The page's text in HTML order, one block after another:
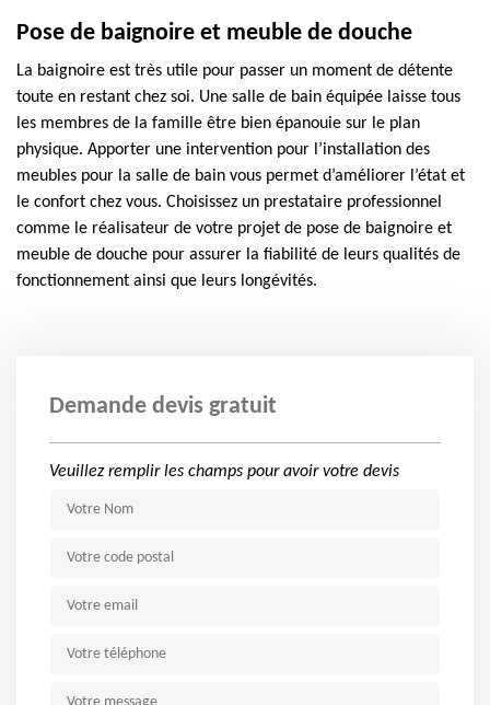
Pose de baignoire et meuble de douche
La baignoire est très utile pour passer un moment de détente
toute en restant chez soi. Une salle de bain équipée laisse tous
les membres de la famille être bien épanouie sur le plan
physique. Apporter une intervention pour l’installation des
meubles pour la salle de bain vous permet d’améliorer l’état et
le confort chez vous. Choisissez un prestataire professionnel
comme le réalisateur de votre projet de pose de baignoire et
meuble de douche pour assurer la fiabilité de leurs qualités de
fonctionnement ainsi que leurs longévités.
Demande devis gratuit
Veuillez remplir les champs pour avoir votre devis